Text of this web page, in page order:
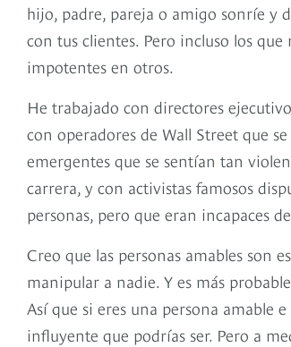
hijo, padre, pareja o amigo sonríe y
con tus clientes. Pero incluso los
impotentes en otros.
He trabajado con directores
con operadores de Wall Street que
emergentes que se sentían tan
carrera, y con activistas famosos
personas, pero que eran incapaces
Creo que las personas amables son
manipular a nadie. Y es más
Así que si eres una persona amable
influyente que podrías ser. Pero a